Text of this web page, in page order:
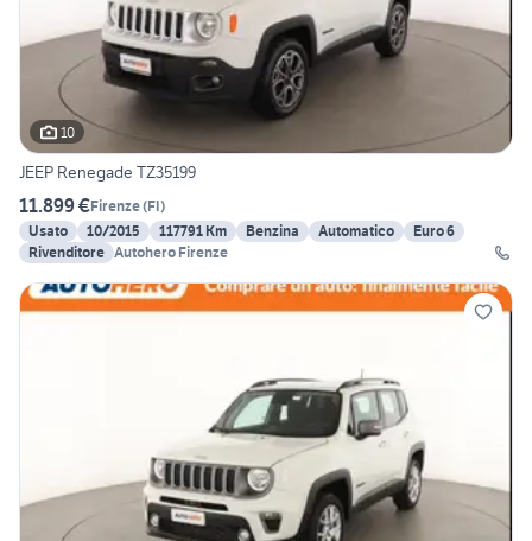
10
JEEP Renegade TZ35199
11.899 €Firenze(FI)
Usato
10/2015 117791 Km Benzina Automatico
Euro 6
Rivenditore Autohero Firenze